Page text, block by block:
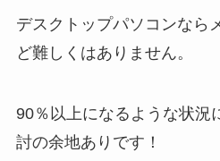
デスクトップパソコンなら
ど難しくはありません。
90％以上になるような状況
討の余地ありです！